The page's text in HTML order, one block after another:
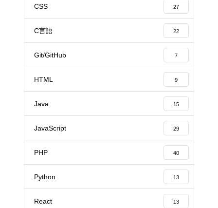
CSS 27
C言語 22
Git/GitHub 7
HTML 9
Java 15
JavaScript 29
PHP 40
Python 13
React 13